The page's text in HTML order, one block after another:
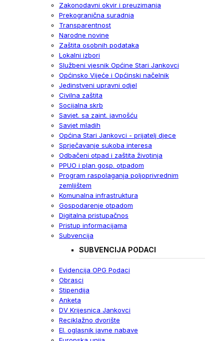
Zakonodavni okvir i preuzimanja
Prekogranična suradnja
Transparentnost
Narodne novine
Zaštita osobnih podataka
Lokalni izbori
Službeni vjesnik Općine Stari Jankovci
Općinsko Vijeće i Općinski načelnik
Jedinstveni upravni odjel
Civilna zaštita
Socijalna skrb
Savjet. sa zaint. javnošću
Savjet mladih
Općina Stari Jankovci - prijatelj djece
Sprječavanje sukoba interesa
Odbačeni otpad i zaštita životinja
PPUO i plan gosp. otpadom
Program raspolaganja poljoprivrednim
zemljištem
Komunalna infrastruktura
Gospodarenje otpadom
Digitalna pristupačnos
Pristup informacijama
Subvencija
SUBVENCIJA PODACI
Evidencija OPG Podaci
Obrasci
Stipendija
Anketa
DV Krijesnica Jankovci
Reciklažno dvorište
El. oglasnik javne nabave